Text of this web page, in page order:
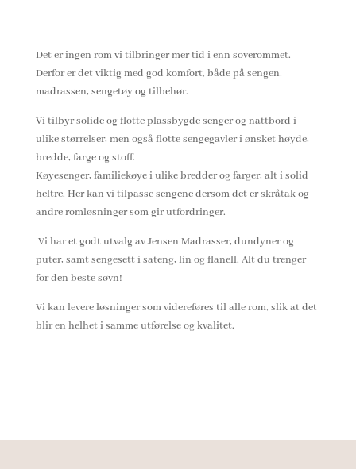
Det er ingen rom vi tilbringer mer tid i enn soverommet.
Derfor er det viktig med god komfort, både på sengen,
madrassen, sengetøy og tilbehør.
Vi tilbyr solide og flotte plassbygde senger og nattbord i
ulike størrelser, men også flotte sengegavler i ønsket høyde,
bredde, farge og stoff.
Køyesenger, familiekøye i ulike bredder og farger, alt i solid
heltre. Her kan vi tilpasse sengene dersom det er skråtak og
andre romløsninger som gir utfordringer.
Vi har et godt utvalg av Jensen Madrasser, dundyner og
puter, samt sengesett i sateng, lin og flanell. Alt du trenger
for den beste søvn!
Vi kan levere løsninger som videreføres til alle rom, slik at det
blir en helhet i samme utførelse og kvalitet.